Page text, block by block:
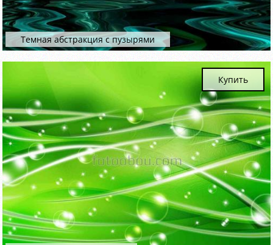
Темная абстракция с пузырями
Купить